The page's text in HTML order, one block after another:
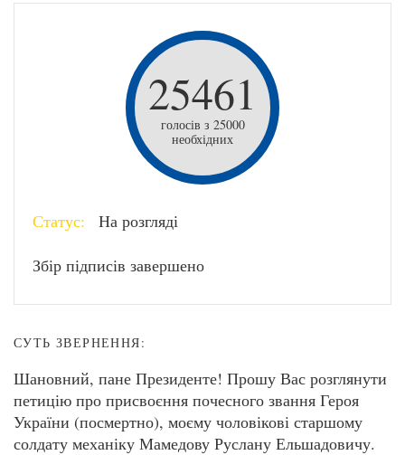
25461
голосів з 25000
необхідних
Статус: На розгляді
Збір підписів завершено
СУТЬ ЗВЕРНЕННЯ:
Шановний, пане Президенте! Прошу Вас розглянути
петицію про присвоєння почесного звання Героя
України (посмертно), моєму чоловікові старшому
солдату механіку Мамедову Руслану Ельшадовичу.